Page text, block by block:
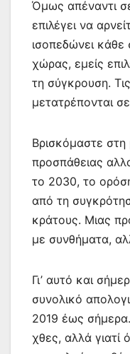
Όμως απέναντι
επιλέγει να
ισοπεδώνει κάθε
χώρας, εμείς
τη σύγκρουση.
μετατρέπονται
Βρισκόμαστε
προσπάθειας
το 2030, το
από τη
κράτους. Μιας
με συνθήματα,
Γι’ αυτό και
συνολικό
2019 έως
χθες, αλλά γιατί